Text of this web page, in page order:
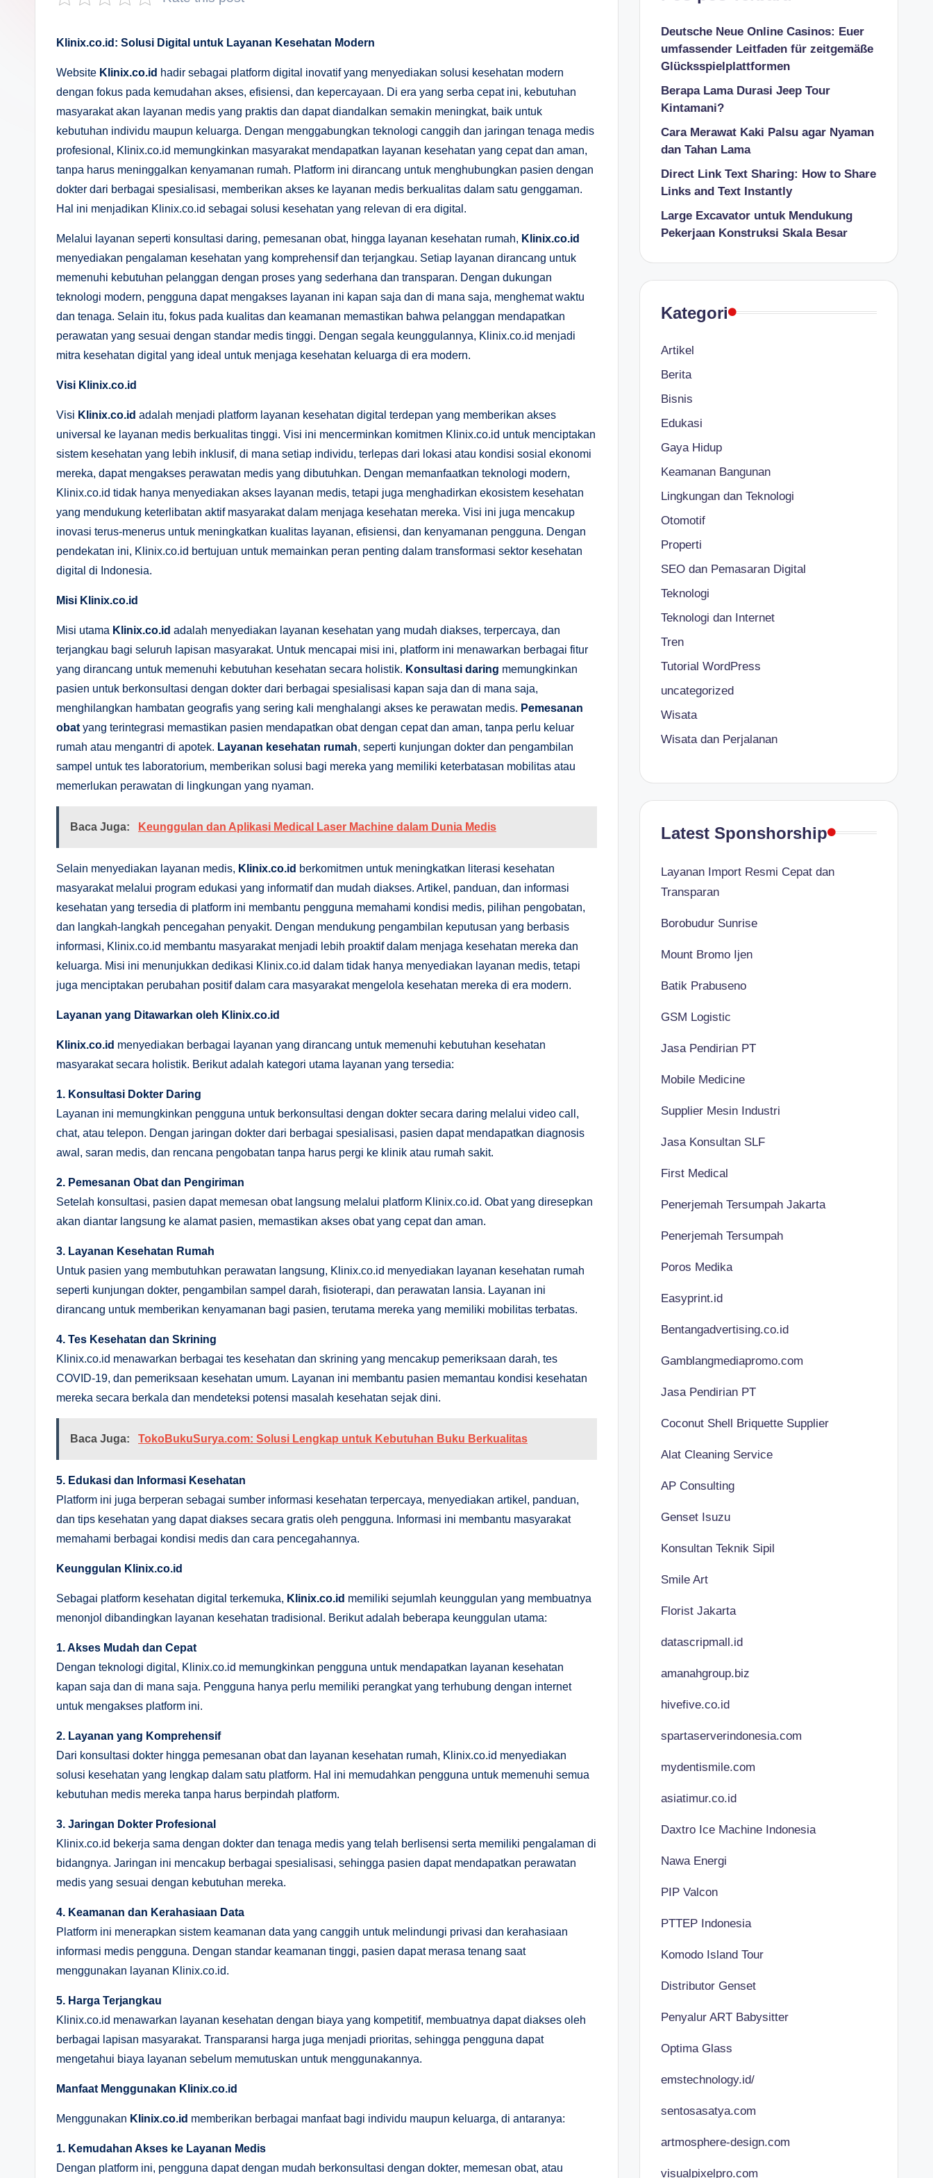
D
Klinix.co.id: Solusi Digital untuk Layanan Kesehatan Modern
Website Klinix.co.id hadir sebagai platform digital inovatif yang menyediakan solusi kesehatan modern
dengan fokus pada kemudahan akses, efisiensi, dan kepercayaan. Di era yang serba cepat ini, kebutuhan
masyarakat akan layanan medis yang praktis dan dapat diandalkan semakin meningkat, baik untuk
kebutuhan individu maupun keluarga. Dengan menggabungkan teknologi canggih dan jaringan tenaga medis
profesional, Klinix.co.id memungkinkan masyarakat mendapatkan layanan kesehatan yang cepat dan aman,
tanpa harus meninggalkan kenyamanan rumah. Platform ini dirancang untuk menghubungkan pasien dengan
dokter dari berbagai spesialisasi, memberikan akses ke layanan medis berkualitas dalam satu genggaman.
Hal ini menjadikan Klinix.co.id sebagai solusi kesehatan yang relevan di era digital.
Melalui layanan seperti konsultasi daring, pemesanan obat, hingga layanan kesehatan rumah, Klinix.co.id
menyediakan pengalaman kesehatan yang komprehensif dan terjangkau. Setiap layanan dirancang untuk
memenuhi kebutuhan pelanggan dengan proses yang sederhana dan transparan. Dengan dukungan
teknologi modern, pengguna dapat mengakses layanan ini kapan saja dan di mana saja, menghemat waktu
dan tenaga. Selain itu, fokus pada kualitas dan keamanan memastikan bahwa pelanggan mendapatkan
perawatan yang sesuai dengan standar medis tinggi. Dengan segala keunggulannya, Klinix.co.id menjadi
mitra kesehatan digital yang ideal untuk menjaga kesehatan keluarga di era modern.
Visi Klinix.co.id
Visi Klinix.co.id adalah menjadi platform layanan kesehatan digital terdepan yang memberikan akses
universal ke layanan medis berkualitas tinggi. Visi ini mencerminkan komitmen Klinix.co.id untuk menciptakan
sistem kesehatan yang lebih inklusif, di mana setiap individu, terlepas dari lokasi atau kondisi sosial ekonomi
mereka, dapat mengakses perawatan medis yang dibutuhkan. Dengan memanfaatkan teknologi modern,
Klinix.co.id tidak hanya menyediakan akses layanan medis, tetapi juga menghadirkan ekosistem kesehatan
yang mendukung keterlibatan aktif masyarakat dalam menjaga kesehatan mereka. Visi ini juga mencakup
inovasi terus-menerus untuk meningkatkan kualitas layanan, efisiensi, dan kenyamanan pengguna. Dengan
pendekatan ini, Klinix.co.id bertujuan untuk memainkan peran penting dalam transformasi sektor kesehatan
digital di Indonesia.
Misi Klinix.co.id
Misi utama Klinix.co.id adalah menyediakan layanan kesehatan yang mudah diakses, terpercaya, dan
terjangkau bagi seluruh lapisan masyarakat. Untuk mencapai misi ini, platform ini menawarkan berbagai fitur
yang dirancang untuk memenuhi kebutuhan kesehatan secara holistik. Konsultasi daring memungkinkan
pasien untuk berkonsultasi dengan dokter dari berbagai spesialisasi kapan saja dan di mana saja,
menghilangkan hambatan geografis yang sering kali menghalangi akses ke perawatan medis. Pemesanan
obat yang terintegrasi memastikan pasien mendapatkan obat dengan cepat dan aman, tanpa perlu keluar
rumah atau mengantri di apotek. Layanan kesehatan rumah, seperti kunjungan dokter dan pengambilan
sampel untuk tes laboratorium, memberikan solusi bagi mereka yang memiliki keterbatasan mobilitas atau
memerlukan perawatan di lingkungan yang nyaman.
Baca Juga: Keunggulan dan Aplikasi Medical Laser Machine dalam Dunia Medis
Selain menyediakan layanan medis, Klinix.co.id berkomitmen untuk meningkatkan literasi kesehatan
masyarakat melalui program edukasi yang informatif dan mudah diakses. Artikel, panduan, dan informasi
kesehatan yang tersedia di platform ini membantu pengguna memahami kondisi medis, pilihan pengobatan,
dan langkah-langkah pencegahan penyakit. Dengan mendukung pengambilan keputusan yang berbasis
informasi, Klinix.co.id membantu masyarakat menjadi lebih proaktif dalam menjaga kesehatan mereka dan
keluarga. Misi ini menunjukkan dedikasi Klinix.co.id dalam tidak hanya menyediakan layanan medis, tetapi
juga menciptakan perubahan positif dalam cara masyarakat mengelola kesehatan mereka di era modern.
Layanan yang Ditawarkan oleh Klinix.co.id
Klinix.co.id menyediakan berbagai layanan yang dirancang untuk memenuhi kebutuhan kesehatan
masyarakat secara holistik. Berikut adalah kategori utama layanan yang tersedia:
1. Konsultasi Dokter Daring
Layanan ini memungkinkan pengguna untuk berkonsultasi dengan dokter secara daring melalui video call,
chat, atau telepon. Dengan jaringan dokter dari berbagai spesialisasi, pasien dapat mendapatkan diagnosis
awal, saran medis, dan rencana pengobatan tanpa harus pergi ke klinik atau rumah sakit.
2. Pemesanan Obat dan Pengiriman
Setelah konsultasi, pasien dapat memesan obat langsung melalui platform Klinix.co.id. Obat yang diresepkan
akan diantar langsung ke alamat pasien, memastikan akses obat yang cepat dan aman.
3. Layanan Kesehatan Rumah
Untuk pasien yang membutuhkan perawatan langsung, Klinix.co.id menyediakan layanan kesehatan rumah
seperti kunjungan dokter, pengambilan sampel darah, fisioterapi, dan perawatan lansia. Layanan ini
dirancang untuk memberikan kenyamanan bagi pasien, terutama mereka yang memiliki mobilitas terbatas.
4. Tes Kesehatan dan Skrining
Klinix.co.id menawarkan berbagai tes kesehatan dan skrining yang mencakup pemeriksaan darah, tes
COVID-19, dan pemeriksaan kesehatan umum. Layanan ini membantu pasien memantau kondisi kesehatan
mereka secara berkala dan mendeteksi potensi masalah kesehatan sejak dini.
Baca Juga: TokoBukuSurya.com: Solusi Lengkap untuk Kebutuhan Buku Berkualitas
5. Edukasi dan Informasi Kesehatan
Platform ini juga berperan sebagai sumber informasi kesehatan terpercaya, menyediakan artikel, panduan,
dan tips kesehatan yang dapat diakses secara gratis oleh pengguna. Informasi ini membantu masyarakat
memahami berbagai kondisi medis dan cara pencegahannya.
Keunggulan Klinix.co.id
Sebagai platform kesehatan digital terkemuka, Klinix.co.id memiliki sejumlah keunggulan yang membuatnya
menonjol dibandingkan layanan kesehatan tradisional. Berikut adalah beberapa keunggulan utama:
1. Akses Mudah dan Cepat
Dengan teknologi digital, Klinix.co.id memungkinkan pengguna untuk mendapatkan layanan kesehatan
kapan saja dan di mana saja. Pengguna hanya perlu memiliki perangkat yang terhubung dengan internet
untuk mengakses platform ini.
2. Layanan yang Komprehensif
Dari konsultasi dokter hingga pemesanan obat dan layanan kesehatan rumah, Klinix.co.id menyediakan
solusi kesehatan yang lengkap dalam satu platform. Hal ini memudahkan pengguna untuk memenuhi semua
kebutuhan medis mereka tanpa harus berpindah platform.
3. Jaringan Dokter Profesional
Klinix.co.id bekerja sama dengan dokter dan tenaga medis yang telah berlisensi serta memiliki pengalaman di
bidangnya. Jaringan ini mencakup berbagai spesialisasi, sehingga pasien dapat mendapatkan perawatan
medis yang sesuai dengan kebutuhan mereka.
4. Keamanan dan Kerahasiaan Data
Platform ini menerapkan sistem keamanan data yang canggih untuk melindungi privasi dan kerahasiaan
informasi medis pengguna. Dengan standar keamanan tinggi, pasien dapat merasa tenang saat
menggunakan layanan Klinix.co.id.
5. Harga Terjangkau
Klinix.co.id menawarkan layanan kesehatan dengan biaya yang kompetitif, membuatnya dapat diakses oleh
berbagai lapisan masyarakat. Transparansi harga juga menjadi prioritas, sehingga pengguna dapat
mengetahui biaya layanan sebelum memutuskan untuk menggunakannya.
Manfaat Menggunakan Klinix.co.id
Menggunakan Klinix.co.id memberikan berbagai manfaat bagi individu maupun keluarga, di antaranya:
1. Kemudahan Akses ke Layanan Medis
Dengan platform ini, pengguna dapat dengan mudah berkonsultasi dengan dokter, memesan obat, atau
Deutsche Neue Online Casinos: Euer
umfassender Leitfaden für zeitgemäße
Glücksspielplattformen
Berapa Lama Durasi Jeep Tour
Kintamani?
Cara Merawat Kaki Palsu agar Nyaman
dan Tahan Lama
Direct Link Text Sharing: How to Share
Links and Text Instantly
Large Excavator untuk Mendukung
Pekerjaan Konstruksi Skala Besar
Kategori
Artikel
Berita
Bisnis
Edukasi
Gaya Hidup
Keamanan Bangunan
Lingkungan dan Teknologi
Otomotif
Properti
SEO dan Pemasaran Digital
Teknologi
Teknologi dan Internet
Tren
Tutorial WordPress
uncategorized
Wisata
Wisata dan Perjalanan
Latest Sponshorship
Layanan Import Resmi Cepat dan
Transparan
Borobudur Sunrise
Mount Bromo Ijen
Batik Prabuseno
GSM Logistic
Jasa Pendirian PT
Mobile Medicine
Supplier Mesin Industri
Jasa Konsultan SLF
First Medical
Penerjemah Tersumpah Jakarta
Penerjemah Tersumpah
Poros Medika
Easyprint.id
Bentangadvertising.co.id
Gamblangmediapromo.com
Jasa Pendirian PT
Coconut Shell Briquette Supplier
Alat Cleaning Service
AP Consulting
Genset Isuzu
Konsultan Teknik Sipil
Smile Art
Florist Jakarta
datascripmall.id
amanahgroup.biz
hivefive.co.id
spartaserverindonesia.com
mydentismile.com
asiatimur.co.id
Daxtro Ice Machine Indonesia
Nawa Energi
PIP Valcon
PTTEP Indonesia
Komodo Island Tour
Distributor Genset
Penyalur ART Babysitter
Optima Glass
emstechnology.id/
sentosasatya.com
artmosphere-design.com
visualpixelpro.com